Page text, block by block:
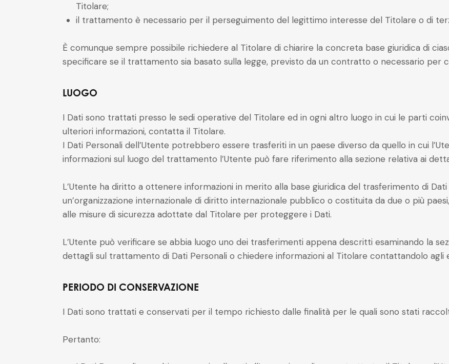
Titolare;
il trattamento è necessario per il perseguimento del legittimo interesse del Titolare o di
È comunque sempre possibile richiedere al Titolare di chiarire la concreta base giuridica di
specificare se il trattamento sia basato sulla legge, previsto da un contratto o necessario per
LUOGO
I Dati sono trattati presso le sedi operative del Titolare ed in ogni altro luogo in cui le parti
ulteriori informazioni, contatta il Titolare.
I Dati Personali dell’Utente potrebbero essere trasferiti in un paese diverso da quello in cui
informazioni sul luogo del trattamento l’Utente può fare riferimento alla sezione relativa ai
L’Utente ha diritto a ottenere informazioni in merito alla base giuridica del trasferimento di Dati
un’organizzazione internazionale di diritto internazionale pubblico o costituita da due o più
alle misure di sicurezza adottate dal Titolare per proteggere i Dati.
L’Utente può verificare se abbia luogo uno dei trasferimenti appena descritti esaminando la
dettagli sul trattamento di Dati Personali o chiedere informazioni al Titolare contattandolo
PERIODO DI CONSERVAZIONE
I Dati sono trattati e conservati per il tempo richiesto dalle finalità per le quali sono stati
Pertanto: